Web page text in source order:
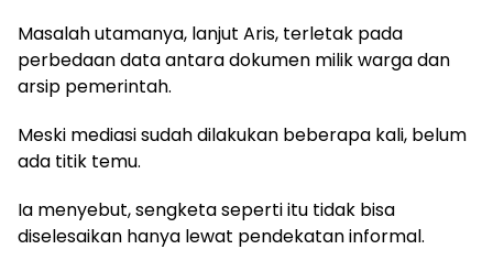
Masalah utamanya, lanjut Aris, terletak pada
perbedaan data antara dokumen milik warga dan
arsip pemerintah.
Meski mediasi sudah dilakukan beberapa kali, belum
ada titik temu.
Ia menyebut, sengketa seperti itu tidak bisa
diselesaikan hanya lewat pendekatan informal.